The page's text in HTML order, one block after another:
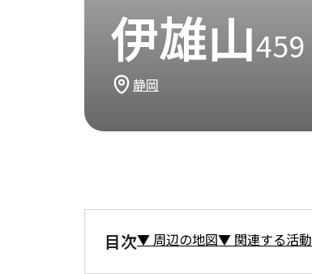
伊雄山459
静岡
目次▼ 周辺の地図▼ 関連する活